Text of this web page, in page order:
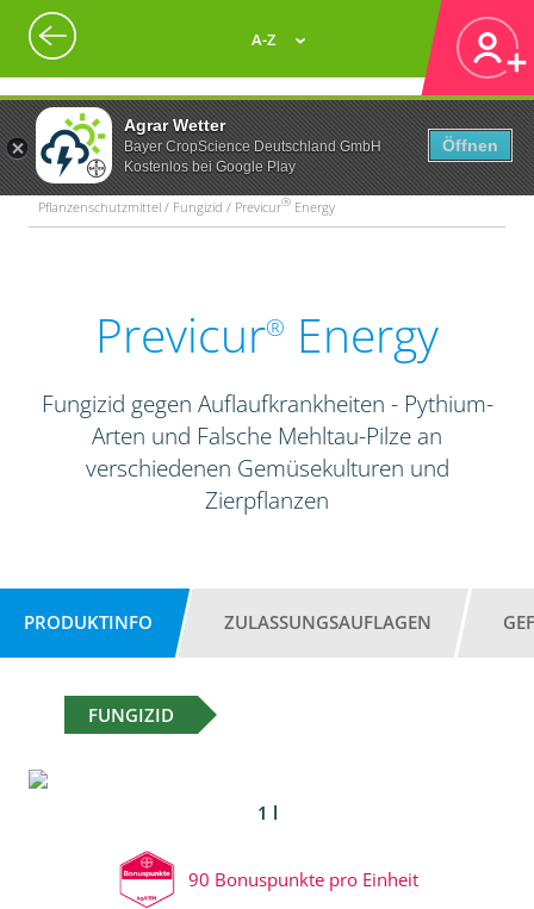
Agrar Wetter
Bayer CropScience Deutschland GmbH
Kostenlos bei Google Play
Öffnen
A-Z
Pflanzenschutzmittel / Fungizid / Previcur® Energy
Previcur® Energy
Fungizid gegen Auflaufkrankheiten - Pythium-
Arten und Falsche Mehltau-Pilze an
verschiedenen Gemüsekulturen und
Zierpflanzen
PRODUKTINFO ZULASSUNGSAUFLAGEN
FUNGIZID
1 l
90 Bonuspunkte pro Einheit